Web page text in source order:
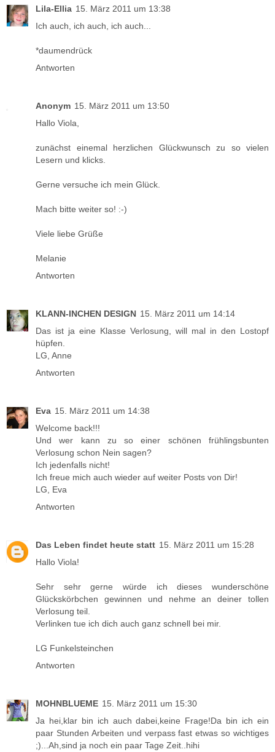
Lila-Ellia 15. März 2011 um 13:38
Ich auch, ich auch, ich auch...
*daumendrück
Antworten
Anonym 15. März 2011 um 13:50
Hallo Viola,
zunächst einemal herzlichen Glückwunsch zu so vielen
Lesern und klicks.
Gerne versuche ich mein Glück.
Mach bitte weiter so! :-)
Viele liebe Grüße
Melanie
Antworten
KLANN-INCHEN DESIGN 15. März 2011 um 14:14
Das ist ja eine Klasse Verlosung, will mal in den Lostopf
hüpfen.
LG, Anne
Antworten
Eva 15. März 2011 um 14:38
Welcome back!!!
Und wer kann zu so einer schönen frühlingsbunten
Verlosung schon Nein sagen?
Ich jedenfalls nicht!
Ich freue mich auch wieder auf weiter Posts von Dir!
LG, Eva
Antworten
Das Leben findet heute statt 15. März 2011 um 15:28
Hallo Viola!
Sehr sehr gerne würde ich dieses wunderschöne
Glückskörbchen gewinnen und nehme an deiner tollen
Verlosung teil.
Verlinken tue ich dich auch ganz schnell bei mir.
LG Funkelsteinchen
Antworten
MOHNBLUEME 15. März 2011 um 15:30
Ja hei,klar bin ich auch dabei,keine Frage!Da bin ich ein
paar Stunden Arbeiten und verpass fast etwas so wichtiges
;)...Ah,sind ja noch ein paar Tage Zeit..hihi